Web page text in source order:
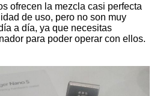
ofrecen la mezcla casi perfecta
de uso, pero no son muy
a día, ya que necesitas
para poder operar con ellos.